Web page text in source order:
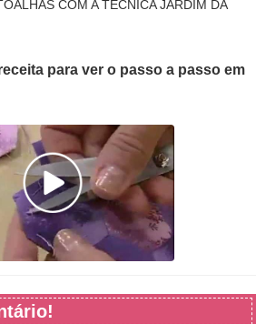
COM A TÉCNICA JARDIM DA
para ver o passo a passo em